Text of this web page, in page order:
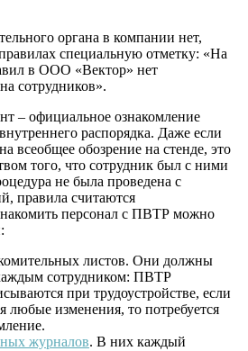
органа в компании нет,
специальную отметку: «На
в ООО «Вектор» нет
сотрудников».
– официальное ознакомление
распорядка. Даже если
всеобщее обозрение на стенде, это
того, что сотрудник был с ними
не была проведена с
правила считаются
персонал с ПВТР можно
листов. Они должны
сотрудником: ПВТР
при трудоустройстве, если
любые изменения, то потребуется
журналов. В них каждый